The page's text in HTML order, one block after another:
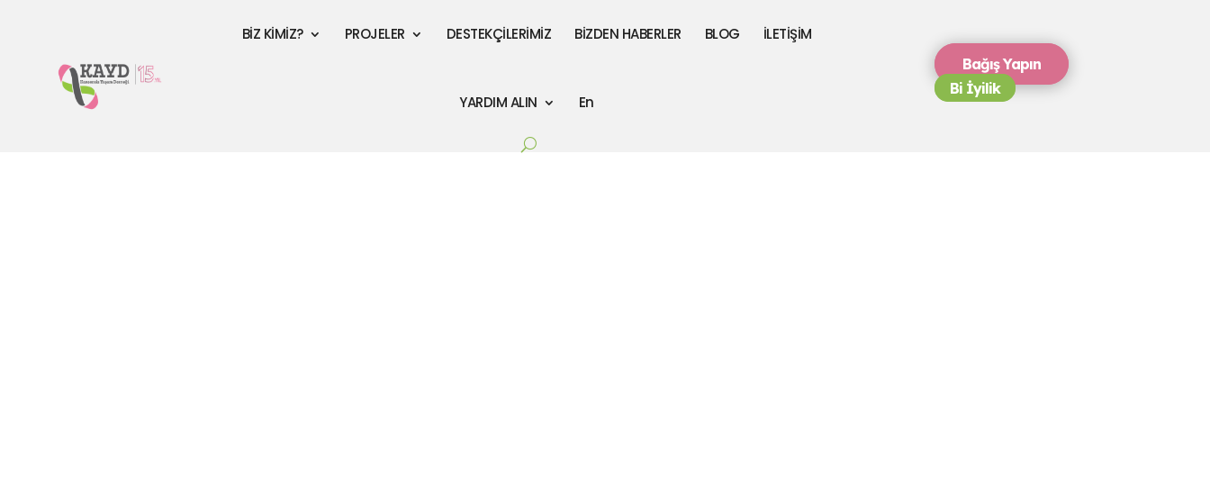
BİZ KİMİZ? PROJELER DESTEKÇİLERİMİZ BİZDEN HABERLER BLOG İLETİŞİM
YARDIM ALIN En
Bağış Yapın
Bi İyilik